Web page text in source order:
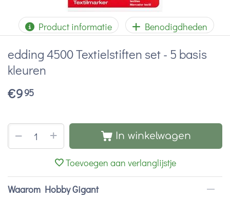
Product informatie Benodigdheden
edding 4500 Textielstiften set - 5 basis
kleuren
€995
+
− In winkelwagen
Toevoegen aan verlanglijstje
Waarom Hobby Gigant